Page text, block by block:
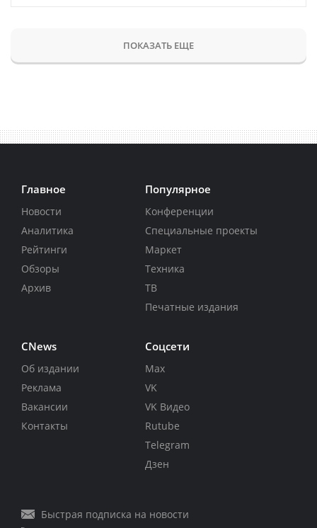
ПОКАЗАТЬ ЕЩЕ
Главное
Новости
Аналитика
Рейтинги
Обзоры
Архив
Популярное
Конференции
Специальные проекты
Маркет
Техника
ТВ
Печатные издания
CNews
Об издании
Реклама
Вакансии
Контакты
Соцсети
Max
VK
VK Видео
Rutube
Telegram
Дзен
Быстрая подписка на новости